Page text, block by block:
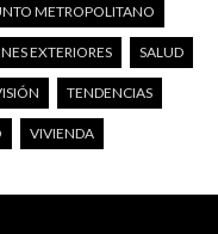
METROPOLITANO
EXTERIORES SALUD
TENDENCIAS
VIVIENDA